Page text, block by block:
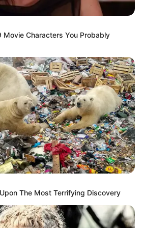
de Bolívar
de Bolívar.
Ascanio De Oro
Movie Characters You Probably
The Most Terrifying Discovery